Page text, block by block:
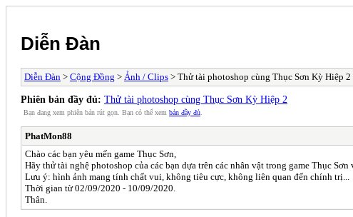
Diễn Đàn
Diễn Đàn > Cộng Đồng > Ảnh / Clips > Thử tài photoshop cùng Thục Sơn Kỳ Hiệp 2
Phiên bản đầy đủ: Thử tài photoshop cùng Thục Sơn Kỳ Hiệp 2
Bạn đang xem phiên bản rút gọn. Bạn có thể xem bản đầy đủ
PhatMon88
Chào các bạn yêu mến game Thục Sơn,
Hãy thử tài nghệ photoshop của các bạn dựa trên các nhân vật trong game Thục
Lưu ý: hình ảnh mang tính chất vui, không tiêu cực, không liên quan đến chính trị...
Thời gian từ 02/09/2020 - 10/09/2020.
Thân.